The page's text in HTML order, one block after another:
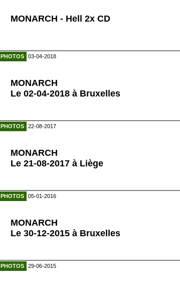
MONARCH - Hell 2x CD
PHOTOS 03-04-2018
MONARCH
Le 02-04-2018 à Bruxelles
PHOTOS 22-08-2017
MONARCH
Le 21-08-2017 à Liège
PHOTOS 05-01-2016
MONARCH
Le 30-12-2015 à Bruxelles
PHOTOS 29-06-2015